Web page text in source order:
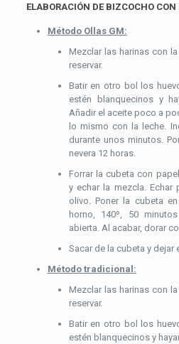
ELABORACIÓN DE BIZCOCHO
Método Ollas GM:
Mezclar las harinas con
reservar.
Batir en otro bol los
estén blanquecinos y
Añadir el aceite poco a
lo mismo con la leche.
durante unos minutos.
nevera 12 horas.
Forrar la cubeta con
y echar la mezcla.
olivo. Poner la cubeta
horno, 140º, 50
abierta. Al acabar, dorar
Sacar de la cubeta y dejar
Método tradicional:
Mezclar las harinas con
reservar.
Batir en otro bol los
estén blanquecinos y